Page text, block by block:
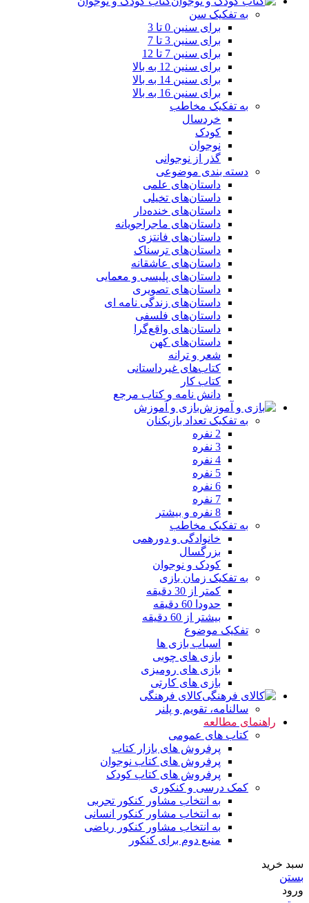
به تفکیک سن
برای سنین 0 تا 3
برای سنین 3 تا 7
برای سنین 7 تا 12
برای سنین 12 به بالا
برای سنین 14 به بالا
برای سنین 16 به بالا
به تفکیک مخاطب
خردسال
کودک
نوجوان
گذر از نوجوانی
دسته بندی موضوعی
داستان‌های علمی‌
داستان‌های تخیلی
داستان‌های خنده‌دار
داستان‌های ماجراجویانه
داستان‌های فانتزی
داستان‌های ترسناک
داستان‌های عاشقانه
داستان‌های پلیسی و معمایی
داستان‌های تصویری
داستان‌های زندگی‌ نامه‌ ای
داستان‌های فلسفی
داستان‌های واقع‌گرا
داستان‌های کهن
شعر و ترانه
کتاب‌های غیرداستانی
کتاب کار
دانش نامه و کتاب مرجع
بازی و آموزش
به تفکیک تعداد بازیکنان
2 نفره
3 نفره
4 نفره
5 نفره
6 نفره
7 نفره
8 نفره و بیشتر
به تفکیک مخاطب
خانوادگی و دورهمی
بزرگسال
کودک و نوجوان
به تفکیک زمان بازی
کمتر از 30 دقیقه
حدودا 60 دقیقه
بیشتر از 60 دقیقه
تفکیک موضوع
اسباب بازی ها
بازی های چوبی
بازی های رومیزی
بازی های کارتی
کالای فرهنگی
سالنامه، تقویم و پلنر
راهنمای مطالعه
کتاب های عمومی
پرفروش های بازار کتاب
پرفروش های کتاب نوجوان
پرفروش های کتاب کودک
کمک درسی و کنکوری
به انتخاب مشاور کنکور تجربی
به انتخاب مشاور کنکور انسانی
به انتخاب مشاور کنکور ریاضی
منبع دوم برای کنکور
سبد خرید
بستن
ورود